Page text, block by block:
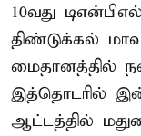
10வது
திண்டுக்கல்
மைதானத்தில்
இத்தொடரில்
ஆட்டத்தில்